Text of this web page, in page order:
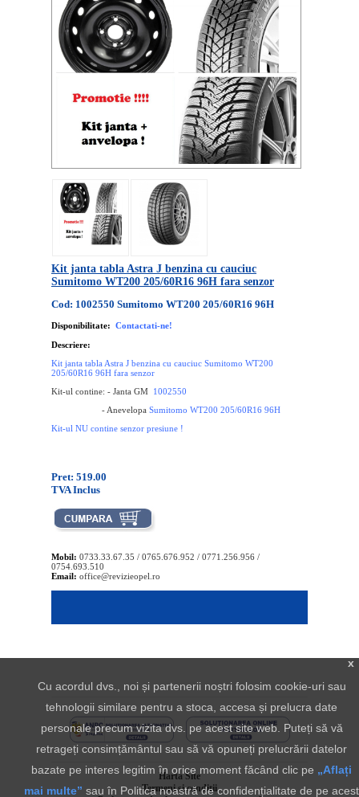
Kit janta tabla Astra J benzina cu cauciuc
Sumitomo WT200 205/60R16 96H fara senzor
Cod: 1002550 Sumitomo WT200 205/60R16 96H
Disponibilitate: Contactati-ne!
Descriere:
Kit janta tabla Astra J benzina cu cauciuc Sumitomo WT200
205/60R16 96H fara senzor
Kit-ul contine: - Janta GM 1002550
- Anevelopa Sumitomo WT200 205/60R16 96H
Kit-ul NU contine senzor presiune !
Pret: 519.00
TVA Inclus
Mobil: 0733.33.67.35 / 0765.676.952 / 0771.256.956 /
0754.693.510
Email: office@revizieopel.ro
Harta Site
Termeni si conditii
x
Cu acordul dvs., noi și partenerii noștri folosim cookie-uri sau
tehnologii similare pentru a stoca, accesa și prelucra date
personale precum vizita dvs. pe acest site web. Puteți să vă
retrageți consimțământul sau să vă opuneți prelucrării datelor
bazate pe interes legitim în orice moment făcând clic pe „Aflați
mai multe” sau în Politica noastră de confidențialitate de pe acest